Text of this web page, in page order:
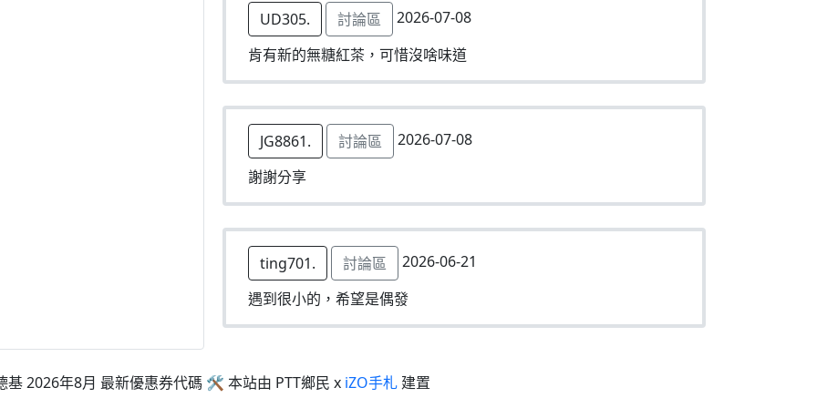
UD305. 討論區
2026-07-08
肯有新的無糖紅茶，可惜沒啥味道
JG8861. 討論區
2026-07-08
謝謝分享
ting701. 討論區
2026-06-21
遇到很小的，希望是偶發
基 2026年8月 最新優惠券代碼 🛠 本站由 PTT鄉民 x iZO手札建置